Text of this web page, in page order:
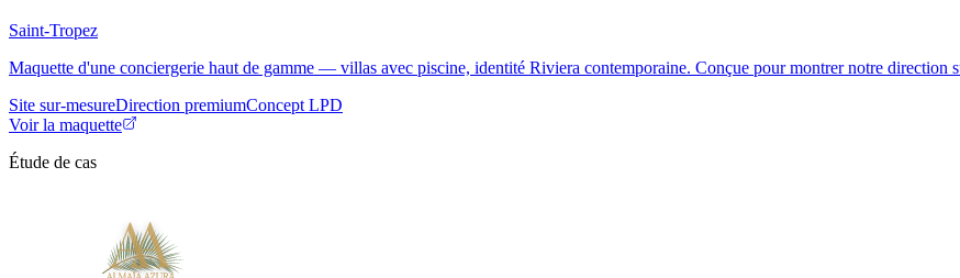
Saint-Tropez
Maquette d'une conciergerie haut de gamme — villas avec piscine, identité Riviera contemporaine. Conçue pour montrer notre direction
Site sur-mesureDirection premiumConcept LPD
Voir la maquette
Étude de cas